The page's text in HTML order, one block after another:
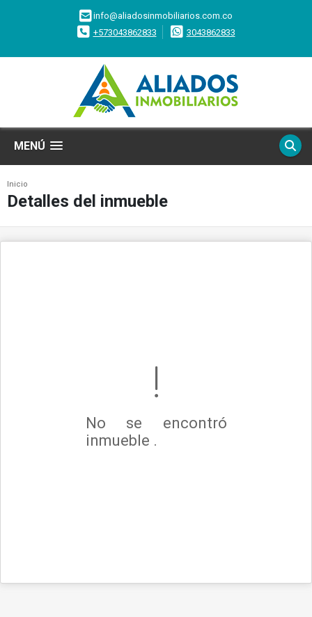
info@aliadosinmobiliarios.com.co
+573043862833
3043862833
MENÚ
Inicio
Detalles del inmueble
No se encontró
inmueble .